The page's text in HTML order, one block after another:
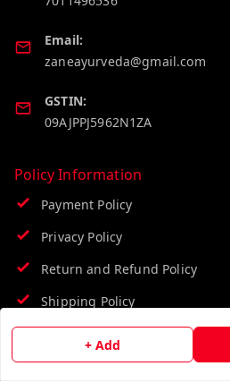
+ Add
Email:
zaneayurveda@gmail.com
GSTIN:
09AJPPJ5962N1ZA
Policy Information
Payment Policy
Privacy Policy
Return and Refund Policy
Shipping Policy
Terms and Conditions